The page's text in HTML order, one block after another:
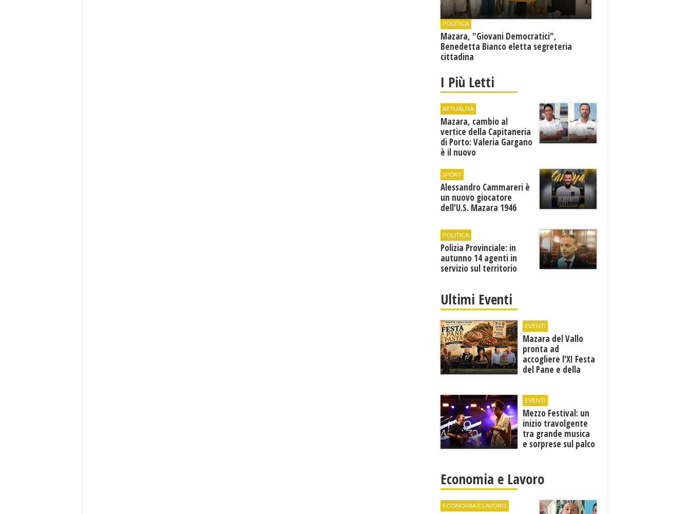
POLITICA
Mazara, "Giovani Democratici",
Benedetta Bianco eletta segreteria
cittadina
I Più Letti
ATTUALITÀ
Mazara, cambio al
vertice della Capitaneria
di Porto: Valeria Gargano
è il nuovo
SPORT
Alessandro Cammareri è
un nuovo giocatore
dell'U.S. Mazara 1946
POLITICA
Polizia Provinciale: in
autunno 14 agenti in
servizio sul territorio
Ultimi Eventi
EVENTI
Mazara del Vallo
pronta ad
accogliere l'XI Festa
del Pane e della
EVENTI
Mezzo Festival: un
inizio travolgente
tra grande musica
e sorprese sul palco
Economia e Lavoro
ECONOMIA E LAVORO